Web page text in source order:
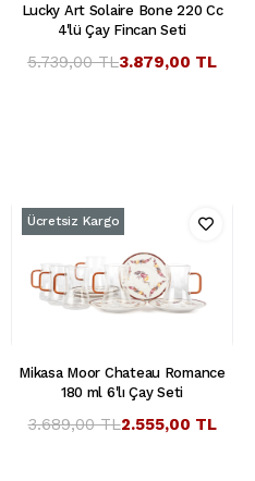
Lucky Art Solaire Bone 220 Cc
4'lü Çay Fincan Seti
3.879,00 TL
5.739,00 TL
Mikasa Moor Chateau Romance
180 ml 6'lı Çay Seti
2.555,00 TL
3.689,00 TL
Ücretsiz Kargo